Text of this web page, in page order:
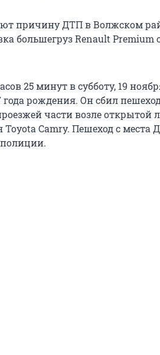
причину ДТП в Волжском
большегруз Renault Premium
25 минут в субботу, 19
рождения. Он сбил
части возле открытой
Camry. Пешеход с места